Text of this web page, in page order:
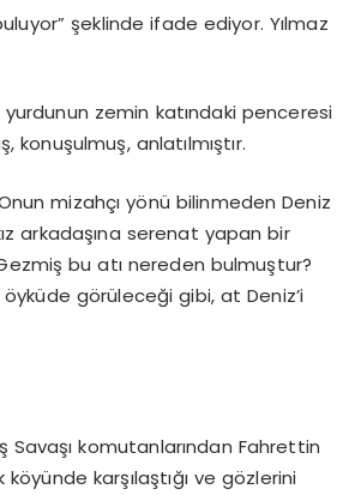
şeklinde ifade ediyor. Yılmaz
yurdunun zemin katındaki penceresi
konuşulmuş, anlatılmıştır.
mizahçı yönü bilinmeden Deniz
arkadaşına serenat yapan bir
bu atı nereden bulmuştur?
görüleceği gibi, at Deniz’i
komutanlarından Fahrettin
karşılaştığı ve gözlerini